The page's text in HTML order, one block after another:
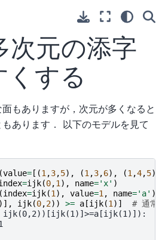
次元の添字
くする
もありますが，次元が多くなると
あります． 以下のモデルを見て
(value= [(1 ,3,5), (1 ,3,6), (1 ,4,5),
=ijk(0,1 ), name='x' )
(index=ijk(1 ), value=1 , name='a' )
)], ijk(0,2)) >= a [ijk(1 )]
# 通常
ijk(0,2))[ijk(1)]>=a[ijk(1)]):